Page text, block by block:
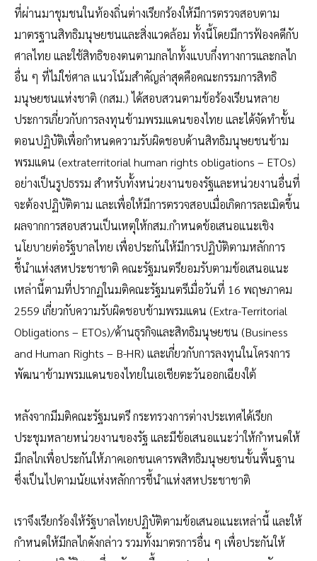
ที่ผ่านมาชุมชนในท้องถิ่นต่างเรียกร้องให้มีการตรวจสอบตาม
มาตรฐานสิทธิมนุษยชนและสิ่งแวดล้อม ทั้งนี้โดยมีการฟ้องคดีกับ
ศาลไทย และใช้สิทธิของตนตามกลไกทั้งแบบกึ่งทางการและกลไก
อื่น ๆ ที่ไม่ใช่ศาล แนวโน้มสำคัญล่าสุดคือคณะกรรมการสิทธิ
มนุษยชนแห่งชาติ (กสม.) ได้สอบสวนตามข้อร้องเรียนหลาย
ประการเกี่ยวกับการลงทุนข้ามพรมแดนของไทย และได้จัดทำขั้น
ตอนปฏิบัติเพื่อกำหนดความรับผิดชอบด้านสิทธิมนุษยชนข้าม
พรมแดน (extraterritorial human rights obligations – ETOs)
อย่างเป็นรูปธรรม สำหรับทั้งหน่วยงานของรัฐและหน่วยงานอื่นที่
จะต้องปฏิบัติตาม และเพื่อให้มีการตรวจสอบเมื่อเกิดการละเมิดขึ้น
ผลจากการสอบสวนเป็นเหตุให้กสม.กำหนดข้อเสนอแนะเชิง
นโยบายต่อรัฐบาลไทย เพื่อประกันให้มีการปฏิบัติตามหลักการ
ชี้นำแห่งสหประชาชาติ คณะรัฐมนตรียอมรับตามข้อเสนอแนะ
เหล่านี้ตามที่ปรากฏในมติคณะรัฐมนตรีเมื่อวันที่ 16 พฤษภาคม
2559 เกี่ยวกับความรับผิดชอบข้ามพรมแดน (Extra-Territorial
Obligations – ETOs)/ด้านธุรกิจและสิทธิมนุษยชน (Business
and Human Rights – B-HR) และเกี่ยวกับการลงทุนในโครงการ
พัฒนาข้ามพรมแดนของไทยในเอเชียตะวันออกเฉียงใต้
หลังจากมีมติคณะรัฐมนตรี กระทรวงการต่างประเทศได้เรียก
ประชุมหลายหน่วยงานของรัฐ และมีข้อเสนอแนะว่าให้กำหนดให้
มีกลไกเพื่อประกันให้ภาคเอกชนเคารพสิทธิมนุษยชนขั้นพื้นฐาน
ซึ่งเป็นไปตามนัยแห่งหลักการชี้นำแห่งสหประชาชาติ
เราจึงเรียกร้องให้รัฐบาลไทยปฏิบัติตามข้อเสนอแนะเหล่านี้ และให้
กำหนดให้มีกลไกดังกล่าว รวมทั้งมาตรการอื่น ๆ เพื่อประกันให้